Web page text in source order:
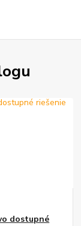
dostupné